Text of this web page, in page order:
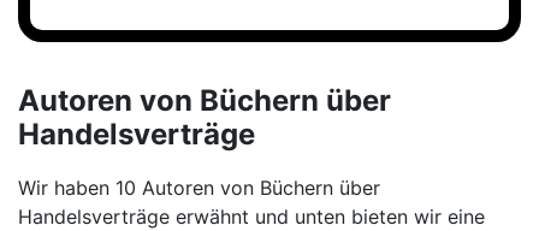
Autoren von Büchern über
Handelsverträge
Wir haben 10 Autoren von Büchern über
Handelsverträge erwähnt und unten bieten wir eine